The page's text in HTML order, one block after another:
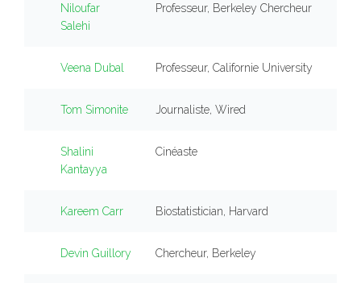
Niloufar
Salehi
Professeur, Berkeley Chercheur
Veena Dubal Professeur, Californie University
Tom Simonite Journaliste, Wired
Shalini
Kantayya
Cinéaste
Kareem Carr Biostatistician, Harvard
Devin Guillory Chercheur, Berkeley